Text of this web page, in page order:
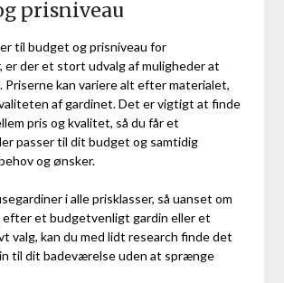
prisniveau
til budget og prisniveau for
er der et stort udvalg af muligheder at
Priserne kan variere alt efter materialet,
af gardinet. Det er vigtigt at finde
pris og kvalitet, så du får et
passer til dit budget og samtidig
og ønsker.
i alle prisklasser, så uanset om
efter et budgetvenligt gardin eller et
valg, kan du med lidt research finde det
til dit badeværelse uden at sprænge